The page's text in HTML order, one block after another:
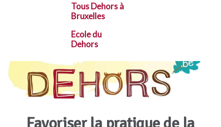
Tous Dehors à
Bruxelles
Ecole du
Dehors